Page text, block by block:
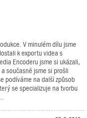
V minulém dílu jsme
k exportu videa s
Encoderu jsme si ukázali,
současně jsme si prošli
podíváme na další způsob
se specializuje na tvorbu